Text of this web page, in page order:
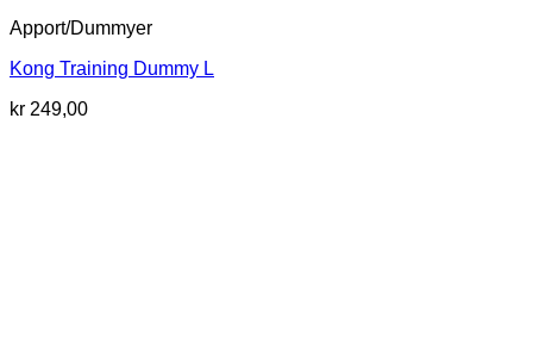
Apport/Dummyer
Kong Training Dummy L
kr 249,00